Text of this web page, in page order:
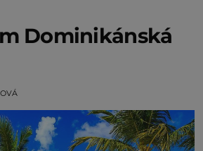
Dominikánská